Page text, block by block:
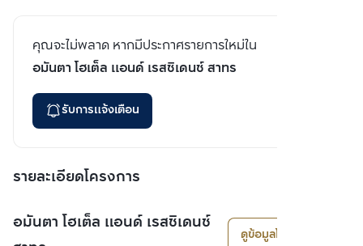
คุณจะไม่พลาด หากมีประกาศรายการใหม่ใน
อมันตา โฮเต็ล แอนด์ เรสซิเดนซ์ สาทร
รับการแจ้งเตือน
รายละเอียดโครงการ
อมันตา โฮเต็ล แอนด์ เรสซิเดนซ์
ดูข้อมูลโครงการ